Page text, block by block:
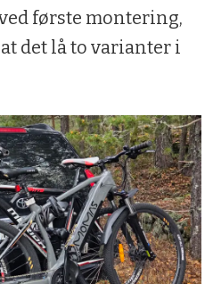
første montering,
det lå to varianter i